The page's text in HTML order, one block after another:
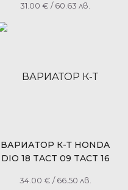
NTT 50 SFERA 50 ZIP 50
FAST RIDER Ф 20/15ММ
31.00 € / 60.63 лв.
ВАРИАТОР К-Т HONDA
DIO 18 TACT 09 TACT 16
34.00 € / 66.50 лв.